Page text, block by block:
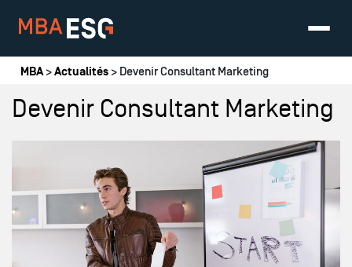
Vous êtes ici
MBA>Actualités > Devenir Consultant Marketing
Devenir Consultant Marketing